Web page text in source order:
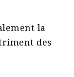
la
des